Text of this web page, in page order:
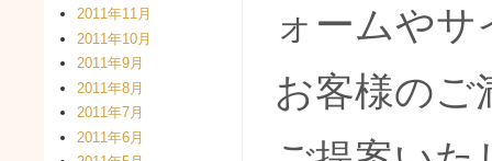
ォームや
お客様のご
2011年11月
2011年10月
2011年9月
2011年8月
2011年7月
2011年6月